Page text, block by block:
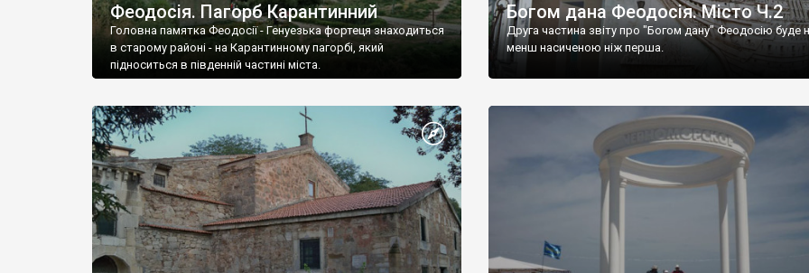
Феодосія. Пагорб Карантинний
Головна памятка Феодосії - Генуезька фортеця знаходиться
в старому районі - на Карантинному пагорбі, який
підноситься в південній частині міста.
Богом дана Феодосія. Місто Ч.2
Друга частина звіту про "Богом дану" Феодосію буде
менш насиченою ніж перша.